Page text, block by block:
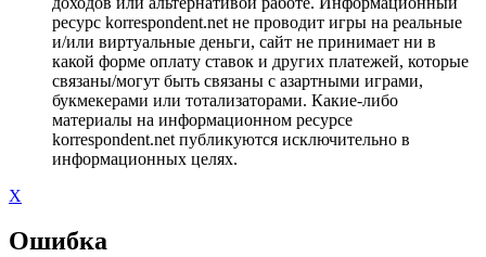
ресурс korrespondent.net не проводит игры на реальные
и/или виртуальные деньги, сайт не принимает ни в
какой форме оплату ставок и других платежей, которые
связаны/могут быть связаны с азартными играми,
букмекерами или тотализаторами. Какие-либо
материалы на информационном ресурсе
korrespondent.net публикуются исключительно в
информационных целях.
X
Ошибка